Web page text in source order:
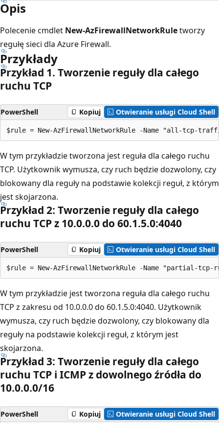
Opis
Polecenie cmdlet New-AzFirewallNetworkRuletworzy
regułę sieci dla Azure Firewall.
Przykłady
Przykład 1. Tworzenie reguły dla całego
ruchu TCP
PowerShell Kopiuj Otwieranie usługi Cloud Shell
W tym przykładzie tworzona jest reguła dla całego ruchu
TCP. Użytkownik wymusza, czy ruch będzie dozwolony, czy
blokowany dla reguły na podstawie kolekcji reguł, z którym
jest skojarzona.
Przykład 2: Tworzenie reguły dla całego
ruchu TCP z 10.0.0.0 do 60.1.5.0:4040
PowerShell Kopiuj Otwieranie usługi Cloud Shell
W tym przykładzie jest tworzona reguła dla całego ruchu
TCP z zakresu od 10.0.0.0 do 60.1.5.0:4040. Użytkownik
wymusza, czy ruch będzie dozwolony, czy blokowany dla
reguły na podstawie kolekcji reguł, z którym jest
skojarzona.
Przykład 3: Tworzenie reguły dla całego
ruchu TCP i ICMP z dowolnego źródła do
10.0.0.0/16
PowerShell Kopiuj Otwieranie usługi Cloud Shell